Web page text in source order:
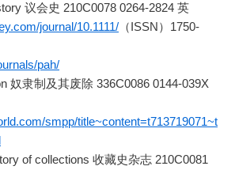
议会史 210C0078 0264-2824 英
journal/10.1111/ （ISSN）1750-
pah/
奴隶制及其废除 336C0086 0144-039X
smpp/title~content=t713719071~t
of collections 收藏史杂志 210C0081